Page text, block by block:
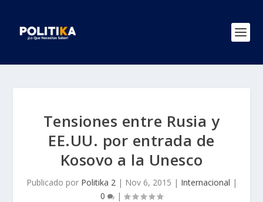
Tensiones entre Rusia y
EE.UU. por entrada de
Kosovo a la Unesco
Publicado por Politika 2| Nov 6, 2015 | Internacional |
0
|